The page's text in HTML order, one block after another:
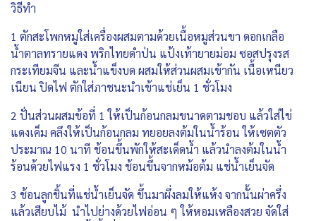
วิธีทำ
1 ตักสะโพกหมูใส่เครื่องผสมตามด้วยเนื้อหมูส่วนขา ดอกเกลือ
น้ำตาลทรายแดง พริกไทยดำป่น แป้งเท้ายายม่อม ซอสปรุงรส
กระเทียมจีน และน้ำแข็งบด ผสมให้ส่วนผสมเข้ากัน เนื้อเหนียว
เนียน ปิดไฟ ตักใส่ภาชนะนำเข้าแช่เย็น 1 ชั่วโมง
2 ปั่นส่วนผสมข้อที่ 1 ให้เป็นก้อนกลมขนาดตามชอบ แล้วใส่ไข่
แดงเค็ม คลึงให้เป็นก้อนกลม ทยอยลงต้มในน้ำร้อน ให้เซตตัว
ประมาณ 10 นาที ช้อนขึ้นพักให้สะเด็ดน้ำ แล้วนำลงต้มในน้ำ
ร้อนด้วยไฟแรง 1 ชั่วโมง ช้อนขึ้นจากหม้อต้ม แช่น้ำเย็นจัด
3 ช้อนลูกชิ้นที่แช่น้ำเย็นจัด ขึ้นมาผึ่งลมให้แห้ง จากนั้นผ่าครึ่ง
แล้วเสียบไม้ นำไปย่างด้วยไฟอ่อน ๆ ให้หอมเหลืองสวย จัดใส่